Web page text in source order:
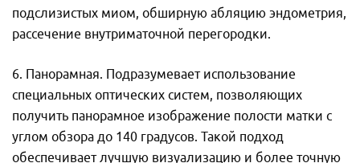
подслизистых миом, обширную абляцию эндометрия,
рассечение внутриматочной перегородки.
6. Панорамная. Подразумевает использование
специальных оптических систем, позволяющих
получить панорамное изображение полости матки с
углом обзора до 140 градусов. Такой подход
обеспечивает лучшую визуализацию и более точную